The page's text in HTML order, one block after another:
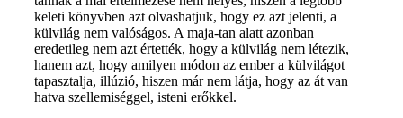
keleti könyvben azt olvashatjuk, hogy ez azt jelenti, a
külvilág nem valóságos. A maja-tan alatt azonban
eredetileg nem azt értették, hogy a külvilág nem létezik,
hanem azt, hogy amilyen módon az ember a külvilágot
tapasztalja, illúzió, hiszen már nem látja, hogy az át van
hatva szellemiséggel, isteni erőkkel.